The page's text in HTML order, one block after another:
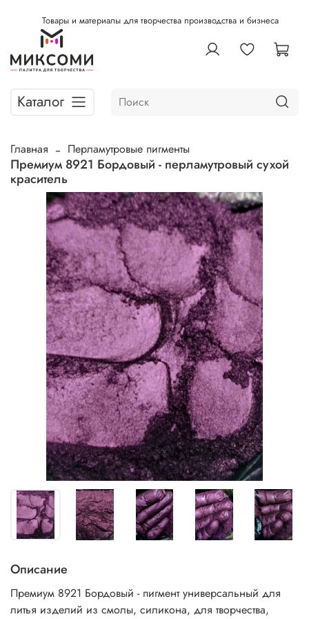
Товары и материалы для творчества производства и бизнеса
Каталог
Главная Перламутровые пигменты
Премиум 8921 Бордовый - перламутровый сухой
краситель
Описание
Премиум 8921 Бордовый - пигмент универсальный для
литья изделий из смолы, силикона, для творчества,